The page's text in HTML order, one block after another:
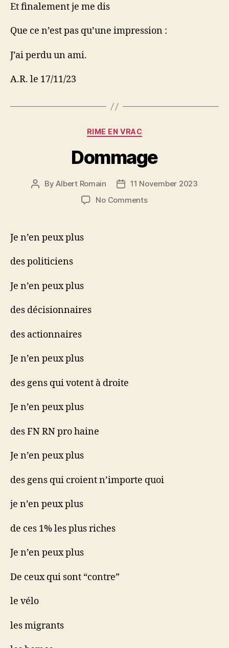
Et finalement je me dis
Que ce n’est pas qu’une impression :
J’ai perdu un ami.
A.R. le 17/11/23
Categories
RIME EN VRAC
Dommage
PostByAlbert Romain
Post11 November 2023
No Commentson
Je n’en peux plus
des politiciens
Je n’en peux plus
des décisionnaires
des actionnaires
Je n’en peux plus
des gens qui votent à droite
Je n’en peux plus
des FN RN pro haine
Je n’en peux plus
des gens qui croient n’importe quoi
je n’en peux plus
de ces 1% les plus riches
Je n’en peux plus
De ceux qui sont “contre”
le vélo
les migrants